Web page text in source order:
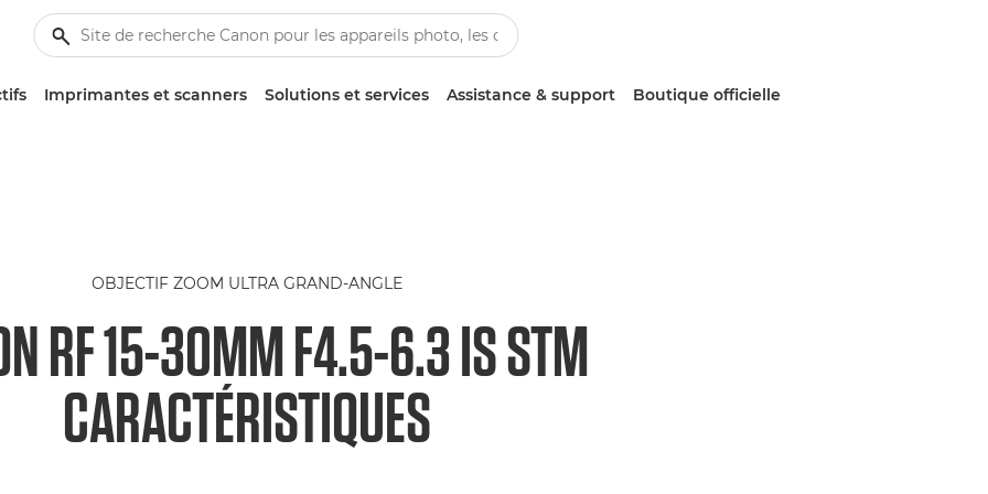
Imprimantes et scanners Solutions et services Assistance & support Boutique officielle
OBJECTIF ZOOM ULTRA GRAND-ANGLE
RF 15-30MM F4.5-6.3 IS STM
CARACTÉRISTIQUES